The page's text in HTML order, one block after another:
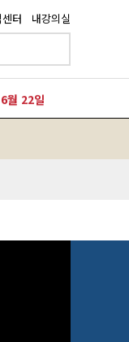
터 내강의실
3월 23일
6월 22일
3월 23일